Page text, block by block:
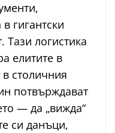
гигантски
Тази логистика
елитите в
столичния
потвърждават
— да „вижда“
си данъци,